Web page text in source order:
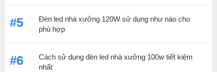
#5
Đèn led nhà xưởng 120W sử dụng như nào cho
phù hợp
#6
Cách sử dụng đèn led nhà xưởng 100w tiết kiệm
nhất